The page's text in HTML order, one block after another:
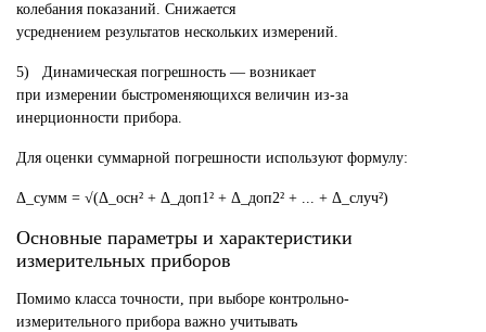
колебания показаний. Снижается
усреднением результатов нескольких измерений.
5) Динамическая погрешность — возникает
при измерении быстроменяющихся величин из-за
инерционности прибора.
Для оценки суммарной погрешности используют формулу:
Δ_сумм = √(Δ_осн² + Δ_доп1² + Δ_доп2² + ... + Δ_случ²)
Основные параметры и характеристики
измерительных приборов
Помимо класса точности, при выборе контрольно-
измерительного прибора важно учитывать